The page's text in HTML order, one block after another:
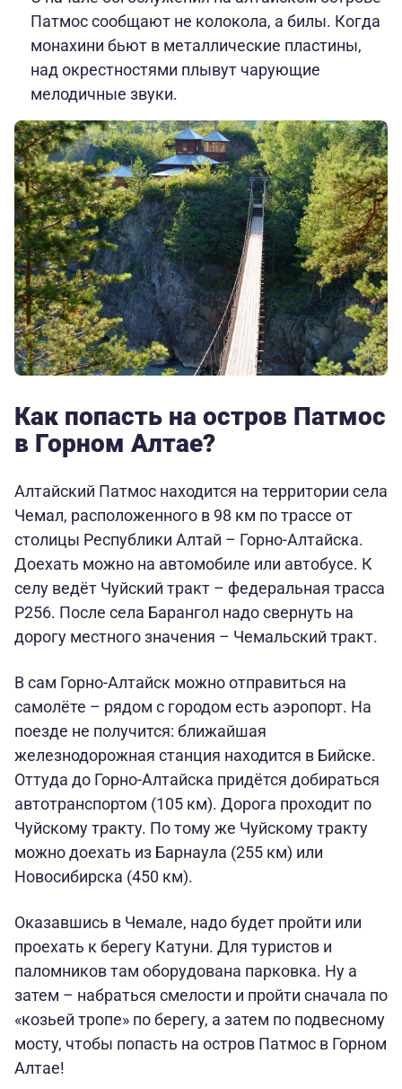
Патмос сообщают не колокола, а билы. Когда
монахини бьют в металлические пластины,
над окрестностями плывут чарующие
мелодичные звуки.
Как попасть на остров Патмос
в Горном Алтае?
Алтайский Патмос находится на территории села
Чемал, расположенного в 98 км по трассе от
столицы Республики Алтай – Горно-Алтайска.
Доехать можно на автомобиле или автобусе. К
селу ведёт Чуйский тракт – федеральная трасса
Р256. После села Барангол надо свернуть на
дорогу местного значения – Чемальский тракт.
В сам Горно-Алтайск можно отправиться на
самолёте – рядом с городом есть аэропорт. На
поезде не получится: ближайшая
железнодорожная станция находится в Бийске.
Оттуда до Горно-Алтайска придётся добираться
автотранспортом (105 км). Дорога проходит по
Чуйскому тракту. По тому же Чуйскому тракту
можно доехать из Барнаула (255 км) или
Новосибирска (450 км).
Оказавшись в Чемале, надо будет пройти или
проехать к берегу Катуни. Для туристов и
паломников там оборудована парковка. Ну а
затем – набраться смелости и пройти сначала по
«козьей тропе» по берегу, а затем по подвесному
мосту, чтобы попасть на остров Патмос в Горном
Алтае!